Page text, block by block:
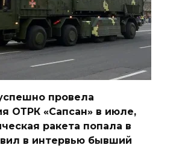
провела
ОТРК «Сапсан» в июле,
ракета попала в
в интервью бывший